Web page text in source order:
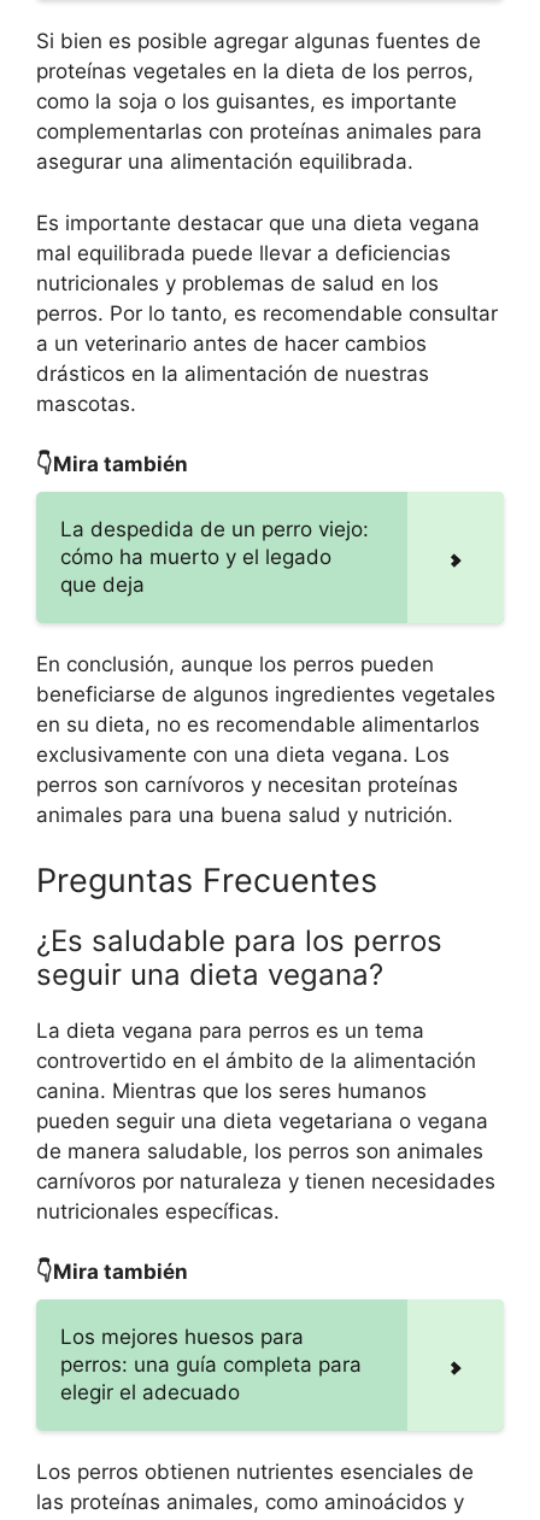
Si bien es posible agregar algunas fuentes de
proteínas vegetales en la dieta de los perros,
como la soja o los guisantes, es importante
complementarlas con proteínas animales para
asegurar una alimentación equilibrada.
Es importante destacar que una dieta vegana
mal equilibrada puede llevar a deficiencias
nutricionales y problemas de salud en los
perros. Por lo tanto, es recomendable consultar
a un veterinario antes de hacer cambios
drásticos en la alimentación de nuestras
mascotas.
👇Mira también
La despedida de un perro viejo:
cómo ha muerto y el legado
que deja
En conclusión, aunque los perros pueden
beneficiarse de algunos ingredientes vegetales
en su dieta, no es recomendable alimentarlos
exclusivamente con una dieta vegana. Los
perros son carnívoros y necesitan proteínas
animales para una buena salud y nutrición.
Preguntas Frecuentes
¿Es saludable para los perros
seguir una dieta vegana?
La dieta vegana para perros es un tema
controvertido en el ámbito de la alimentación
canina. Mientras que los seres humanos
pueden seguir una dieta vegetariana o vegana
de manera saludable, los perros son animales
carnívoros por naturaleza y tienen necesidades
nutricionales específicas.
👇Mira también
Los mejores huesos para
perros: una guía completa para
elegir el adecuado
Los perros obtienen nutrientes esenciales de
las proteínas animales, como aminoácidos y